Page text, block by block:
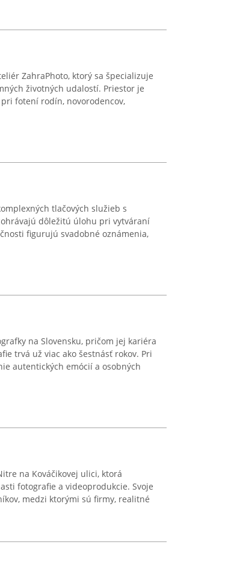
ZahraPhoto, ktorý sa špecializuje
životných udalostí. Priestor je
fotení rodín, novorodencov,
tlačových služieb s
dôležitú úlohu pri vytváraní
figurujú svadobné oznámenia,
na Slovensku, pričom jej kariéra
trvá už viac ako šestnásť rokov. Pri
autentických emócií a osobných
na Kováčikovej ulici, ktorá
fotografie a videoprodukcie. Svoje
medzi ktorými sú firmy, realitné